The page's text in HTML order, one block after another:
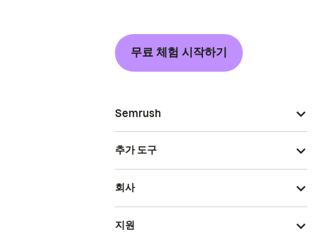
무료 체험 시작하기
Semrush
추가 도구
회사
지원